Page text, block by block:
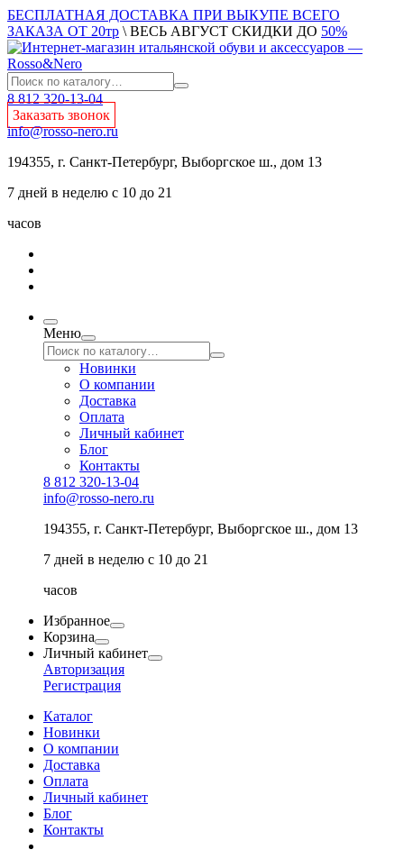
БЕСПЛАТНАЯ ДОСТАВКА ПРИ ВЫКУПЕ ВСЕГО
ЗАКАЗА ОТ 20тр \ ВЕСЬ АВГУСТ СКИДКИ ДО 50%
8 812 320-13-04
Заказать звонок
info@rosso-nero.ru
194355, г. Санкт-Петербург, Выборгское ш., дом 13
7 дней в неделю с 10 до 21
часов
Меню
Новинки
О компании
Доставка
Оплата
Личный кабинет
Блог
Контакты
8 812 320-13-04
info@rosso-nero.ru
194355, г. Санкт-Петербург, Выборгское ш., дом 13
7 дней в неделю с 10 до 21
часов
Избранное
Корзина
Личный кабинет
Авторизация
Регистрация
Каталог
Новинки
О компании
Доставка
Оплата
Личный кабинет
Блог
Контакты